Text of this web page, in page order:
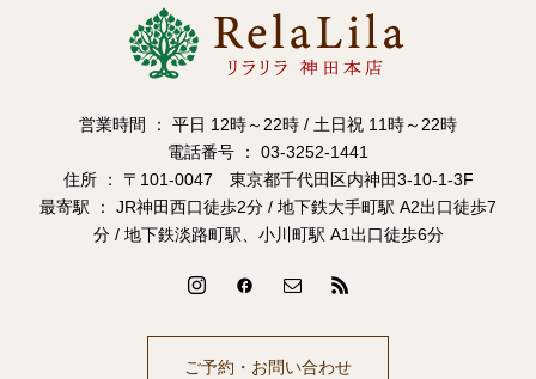
営業時間 ： 平日 12時～22時 / 土日祝 11時～22時
電話番号 ： 03-3252-1441
住所 ： 〒101-0047 東京都千代田区内神田3-10-1-3F
最寄駅 ： JR神田西口徒歩2分 / 地下鉄大手町駅 A2出口徒歩7
分 / 地下鉄淡路町駅、小川町駅 A1出口徒歩6分
ご予約・お問い合わせ